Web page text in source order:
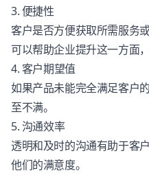
3. 便捷性
客户是否方便获取所需服务
可以帮助企业提升这一方面
4. 客户期望值
如果产品未能完全满足客户
至不满。
5. 沟通效率
透明和及时的沟通有助于客
他们的满意度。